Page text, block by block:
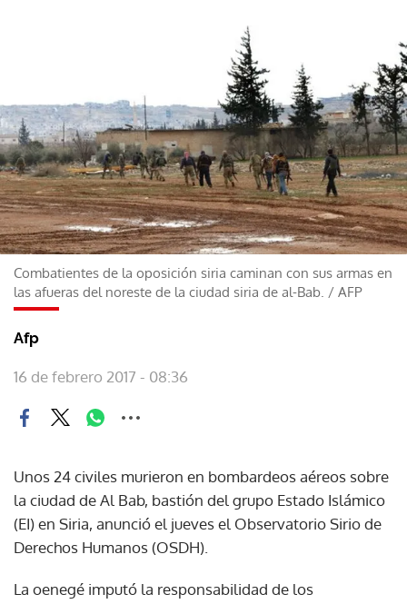
Combatientes de la oposición siria caminan con sus armas en
las afueras del noreste de la ciudad siria de al-Bab. / AFP
Afp
16 de febrero 2017 - 08:36
Unos 24 civiles murieron en bombardeos aéreos sobre
la ciudad de Al Bab, bastión del grupo Estado Islámico
(EI) en Siria, anunció el jueves el Observatorio Sirio de
Derechos Humanos (OSDH).
La oenegé imputó la responsabilidad de los